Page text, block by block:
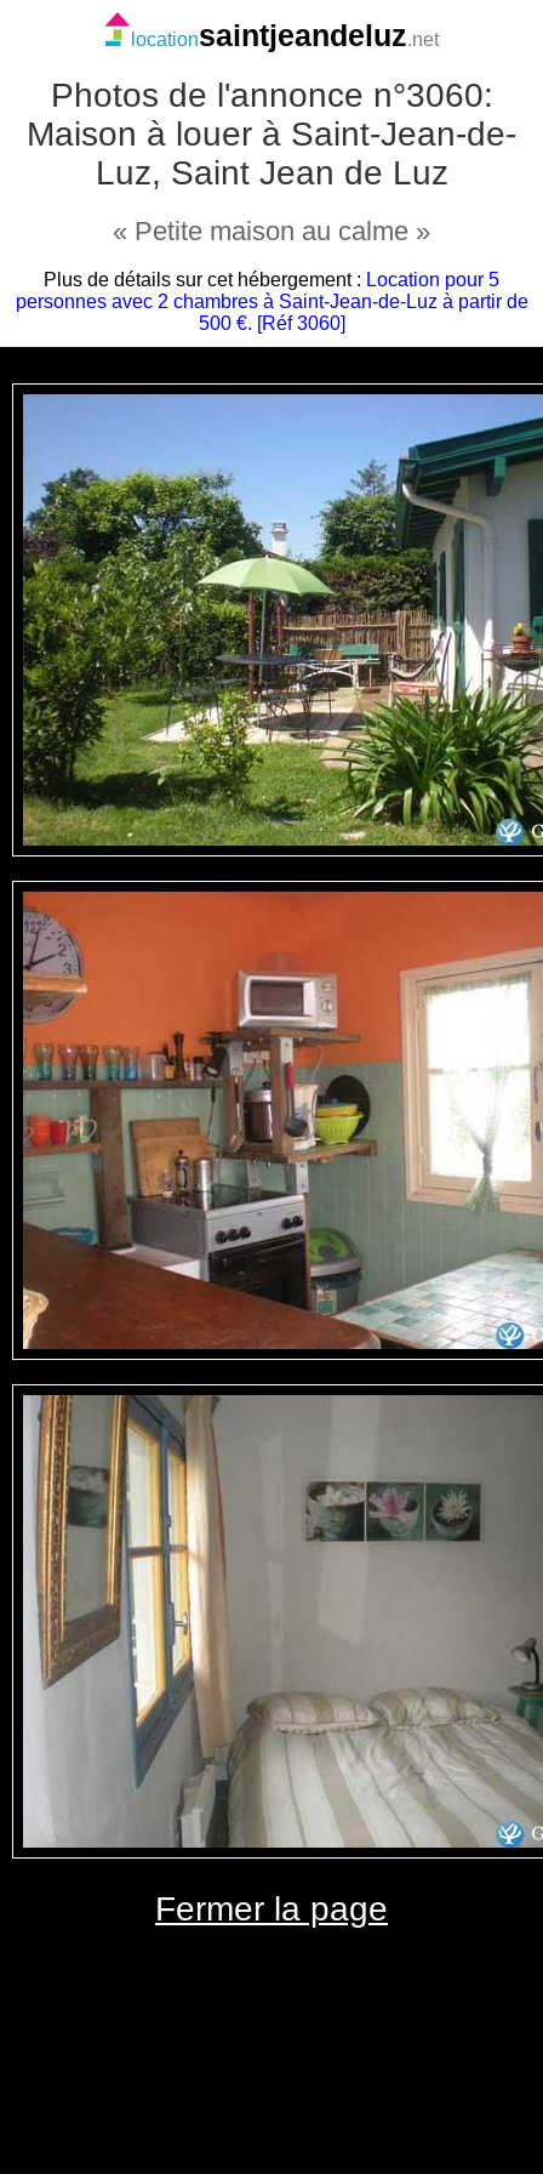
locationsaintjeandeluz.net
Photos de l'annonce n°3060:
Maison à louer à Saint-Jean-de-
Luz, Saint Jean de Luz
« Petite maison au calme »
Plus de détails sur cet hébergement : Location pour 5
personnes avec 2 chambres à Saint-Jean-de-Luz à partir de
500 €. [Réf 3060]
Fermer la page